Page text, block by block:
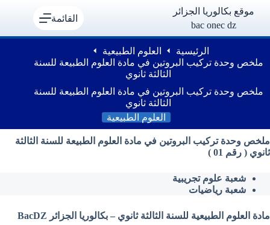
موقع بكالوريا الجزائر
bac onec dz
القائمة
الرئيسية
العلوم الطبيعية
ملخص وحدة تركيب البروتين في مادة العلوم الطبيعة للسنة
الثالثة ثانوي
ملخص وحدة تركيب البروتين في مادة العلوم الطبيعة للسنة
الثالثة ثانوي
العلوم الطبيعية
ملخص وحدة تركيب البروتين في مادة العلوم الطبيعة للسنة الثالثة
ثانوي ( رقم 01 )
شعبة علوم تجريبية
شعبة رياضيات
مادة العلوم الطبيعية للسنة الثالثة ثانوي – بكالوريا الجزائر BacDZ